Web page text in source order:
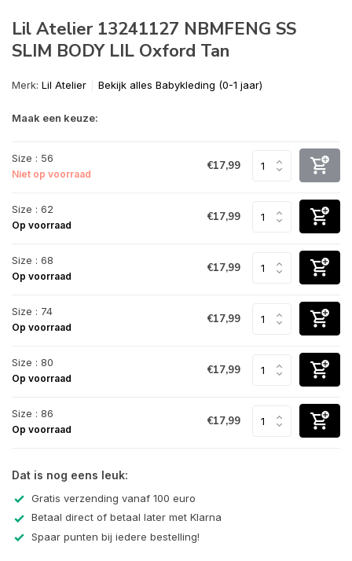
Lil Atelier 13241127 NBMFENG SS
SLIM BODY LIL Oxford Tan
Merk: Lil Atelier Bekijk alles Babykleding (0-1 jaar)
Maak een keuze:
Size : 56
Niet op voorraad
€17,99
Size : 62
Op voorraad
€17,99
Size : 68
Op voorraad
€17,99
Size : 74
Op voorraad
€17,99
Size : 80
Op voorraad
€17,99
Size : 86
Op voorraad
€17,99
Dat is nog eens leuk:
Gratis verzending vanaf 100 euro
Betaal direct of betaal later met Klarna
Spaar punten bij iedere bestelling!